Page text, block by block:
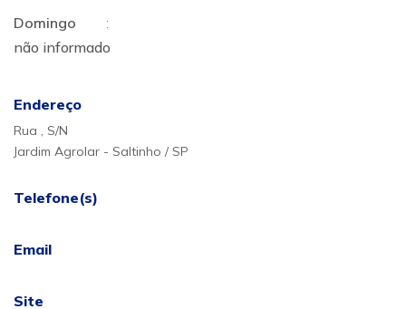
Domingo
:
não informado
Endereço
Rua , S/N
Jardim Agrolar - Saltinho / SP
Telefone(s)
Email
Site